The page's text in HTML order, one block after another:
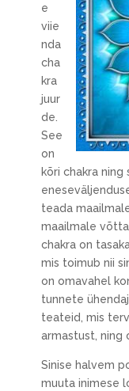
e
viie
nda
cha
kra
juur
de.
See
on
kõri chakra
teada
maailmale
chakra on
mis toimub nii
on omavahel
tunnete
teateid, mis
armastust, ning
Sinise halvem
muuta inimese